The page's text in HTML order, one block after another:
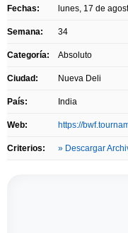
Fechas: lunes, 17 de
Semana: 34
Categoría: Absoluto
Ciudad: Nueva Deli
País: India
Web: https://
Criterios: » Descargar